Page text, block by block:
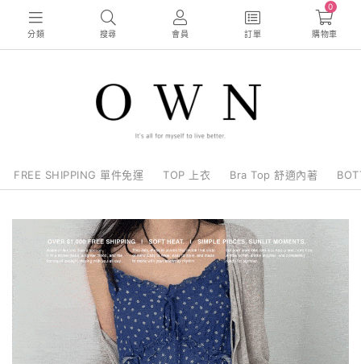
分類 搜尋 會員 訂單
0
購物車
FREE SHIPPING 單件免運 TOP 上衣 Bra Top 舒適內著